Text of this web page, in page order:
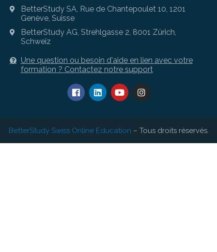
BetterStudy SA, Rue de Chantepoulet 10, 1201
Genève, Suisse
BetterStudy AG, Strehlgasse 2, 8001 Zürich,
Schweiz
Une question ou besoin d'aide en lien avec votre
formation ? Contactez notre support
BetterStudy Swiss Online Education – Tous droits réservés.